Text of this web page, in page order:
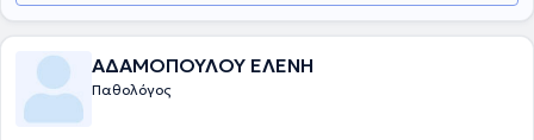
ΑΔΑΜΟΠΟΥΛΟΥ ΕΛΕΝΗ
Παθολόγος